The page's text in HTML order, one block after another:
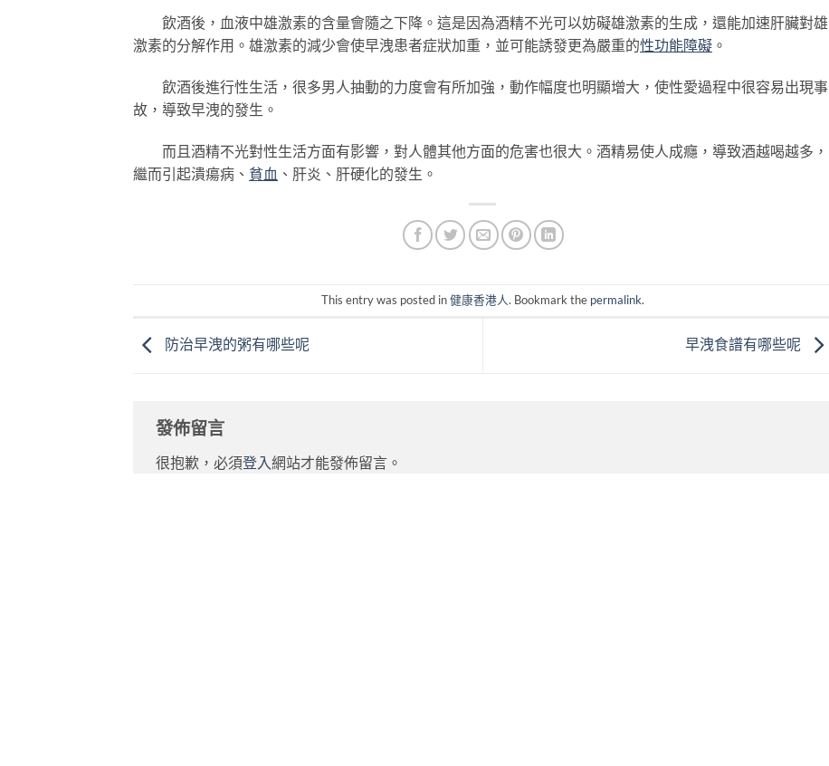
飲酒後，血液中雄激素的含量會隨之下降。這是因為酒精不光可以妨礙雄激素的生成，還能加速肝臟對雄
激素的分解作用。雄激素的減少會使早洩患者症狀加重，並可能誘發更為嚴重的性功能障礙 。
飲酒後進行性生活，很多男人抽動的力度會有所加強，動作幅度也明顯增大，使性愛過程中很容易出現事
故，導致早洩的發生。
而且酒精不光對性生活方面有影響，對人體其他方面的危害也很大。酒精易使人成癮，導致酒越喝越多，
繼而引起潰瘍病、 貧血 、肝炎、肝硬化的發生。
This entry was posted in健康香港人. Bookmark the permalink.
防治早洩的粥有哪些呢 早洩食譜有哪些呢
發佈留言
很抱歉，必須登入 網站才能發佈留言。